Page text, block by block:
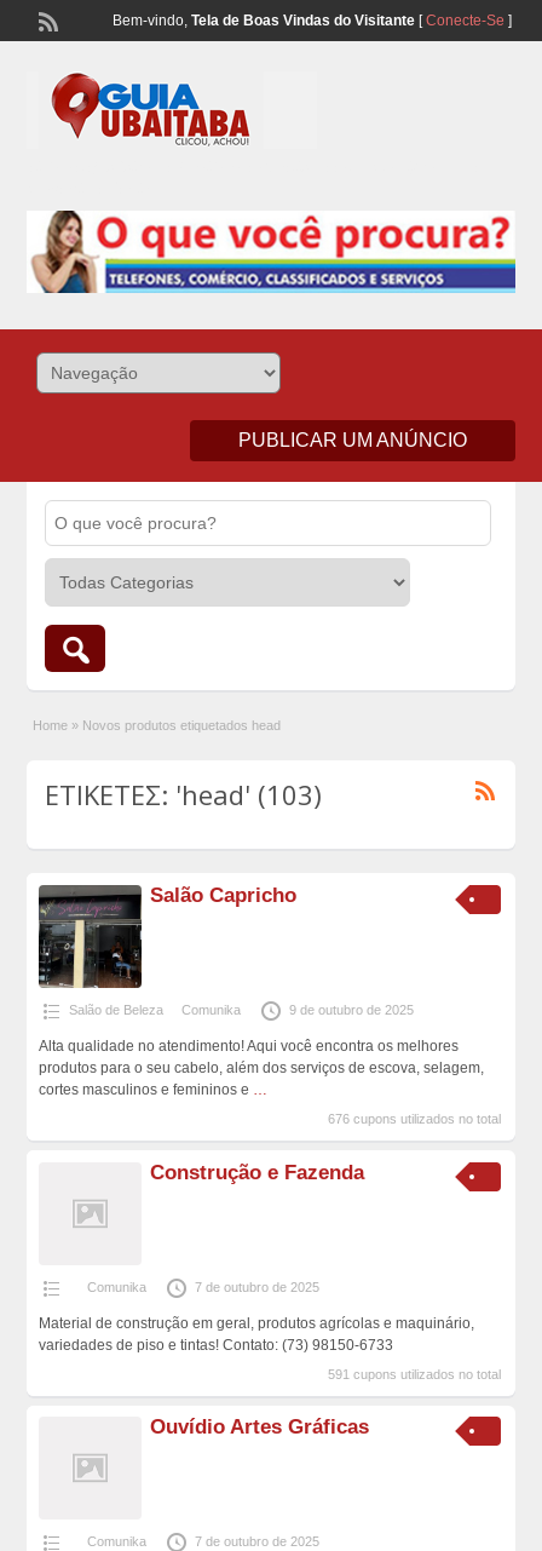
Bem-vindo, Tela de Boas Vindas do Visitante[Conecte-Se ]
PUBLICAR UM ANÚNCIO
Home » Novos produtos etiquetados head
ΕΤΙΚΕΤΕΣ: 'head' (103)
Salão Capricho
Salão de Beleza Comunika 9 de outubro de 2025
Alta qualidade no atendimento! Aqui você encontra os melhores
produtos para o seu cabelo, além dos serviços de escova, selagem,
cortes masculinos e femininos e …
676 cupons utilizados no total
Construção e Fazenda
Comunika 7 de outubro de 2025
Material de construção em geral, produtos agrícolas e maquinário,
variedades de piso e tintas! Contato: (73) 98150-6733
591 cupons utilizados no total
Ouvídio Artes Gráficas
Comunika 7 de outubro de 2025